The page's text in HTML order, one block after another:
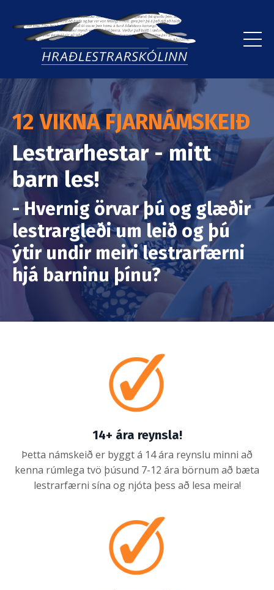
12 VIKNA FJARNÁMSKEIÐ
Lestrarhestar - mitt
barn les!
- Hvernig örvar þú og glæðir
lestrargleði um leið og þú
ýtir undir meiri lestrarfærni
hjá barninu þínu?
14+ ára reynsla!
Þetta námskeið er byggt á 14 ára reynslu minni að
kenna rúmlega tvö þúsund 7-12 ára börnum að bæta
lestrarfærni sína og njóta þess að lesa meira!